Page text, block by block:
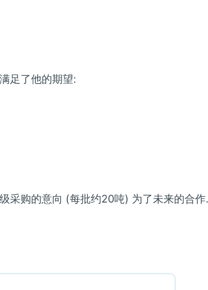
足了他的期望:
采购的意向 (每批约20吨) 为了未来的合作.